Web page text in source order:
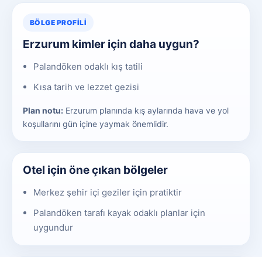
BÖLGE PROFILI
Erzurum kimler için daha uygun?
Palandöken odaklı kış tatili
Kısa tarih ve lezzet gezisi
Plan notu: Erzurum planında kış aylarında hava ve yol
koşullarını gün içine yaymak önemlidir.
Otel için öne çıkan bölgeler
Merkez şehir içi geziler için pratiktir
Palandöken tarafı kayak odaklı planlar için
uygundur